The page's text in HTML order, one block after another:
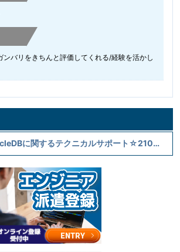
ンバリをきちんと評価してくれる/経験を活かし
【在宅あり】OracleDBに関するテクニカルサポート☆2100円～